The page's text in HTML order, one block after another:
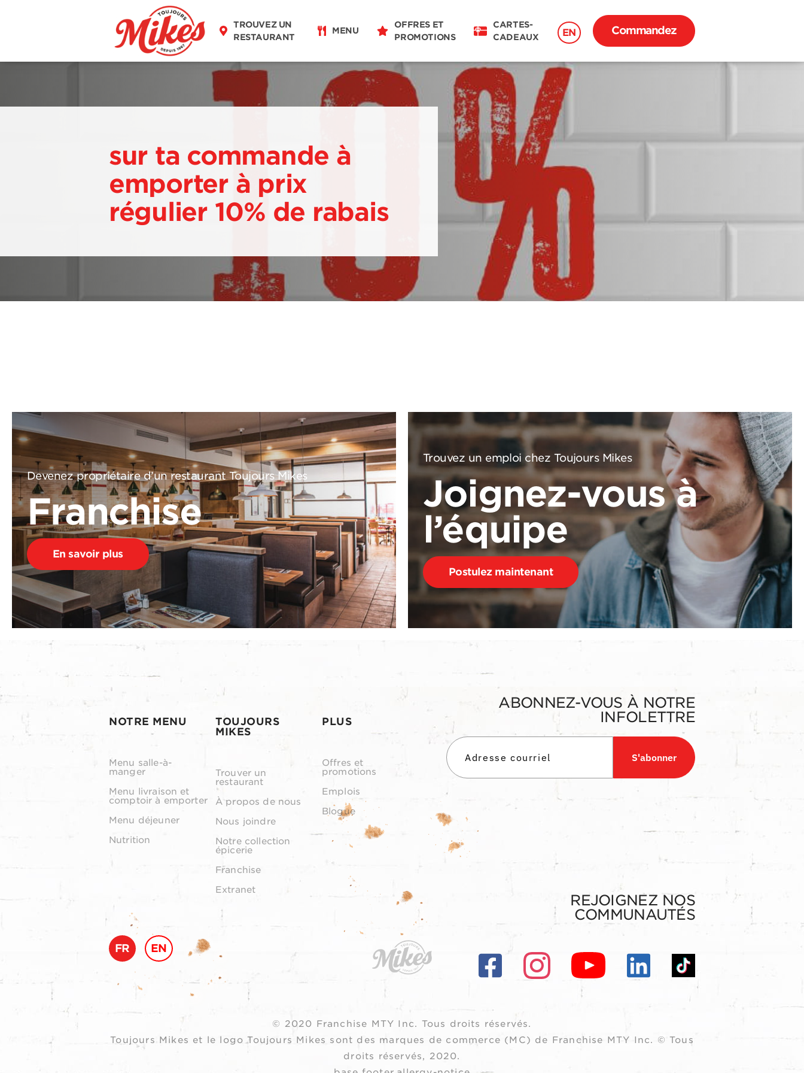
TROUVEZ UN
RESTAURANT
MENU
OFFRES ET
PROMOTIONS
CARTES-
CADEAUX
EN Commandez
sur ta commande à
emporter à prix
régulier 10% de rabais
Devenez propriétaire d’un restaurant Toujours Mikes
Franchise
En savoir plus
Trouvez un emploi chez Toujours Mikes
Joignez-vous à
l’équipe
Postulez maintenant
NOTRE MENU
Menu salle-à-
manger
Menu livraison et
comptoir à emporter
Menu déjeuner
Nutrition
TOUJOURS
MIKES
Trouver un
restaurant
À propos de nous
Nous joindre
Notre collection
épicerie
Franchise
Extranet
PLUS
Offres et
promotions
Emplois
Blogue
ABONNEZ-VOUS À NOTRE
INFOLETTRE
S'abonner
FR EN
REJOIGNEZ NOS
COMMUNAUTÉS
© 2020 Franchise MTY Inc. Tous droits réservés.
Toujours Mikes et le logo Toujours Mikes sont des marques de commerce (MC) de Franchise MTY Inc. © Tous
droits réservés, 2020.